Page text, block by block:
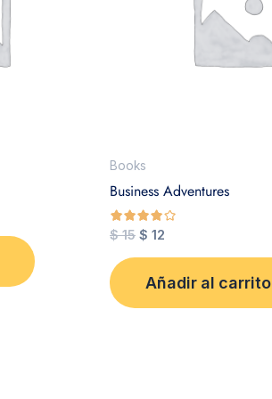
Books
Business Adventures
de 5
$15 $ 12
Añadir al carrito